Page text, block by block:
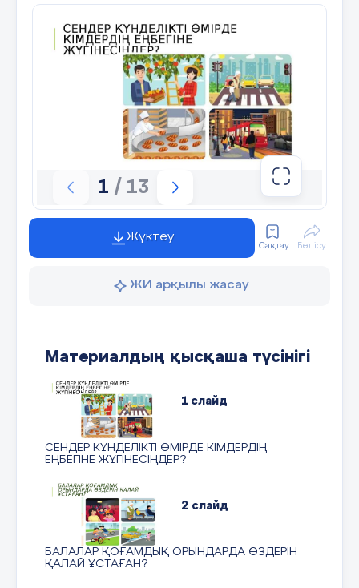
1 / 13
Жүктеу
Сақтау Бөлісу
ЖИ арқылы жасау
Материалдың қысқаша түсінігі
1 слайд
СЕНДЕР КҮНДЕЛІКТІ ӨМІРДЕ КІМДЕРДІҢ
ЕҢБЕГІНЕ ЖҮГІНЕСІҢДЕР?
2 слайд
БАЛАЛАР ҚОҒАМДЫҚ ОРЫНДАРДА ӨЗДЕРІН
ҚАЛАЙ ҰСТАҒАН?